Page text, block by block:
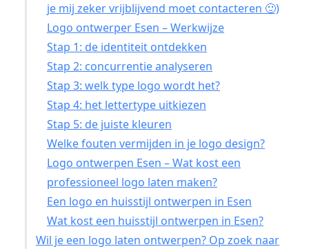
je mij zeker vrijblijvend moet contacteren 🙂)
Logo ontwerper Esen – Werkwijze
Stap 1: de identiteit ontdekken
Stap 2: concurrentie analyseren
Stap 3: welk type logo wordt het?
Stap 4: het lettertype uitkiezen
Stap 5: de juiste kleuren
Welke fouten vermijden in je logo design?
Logo ontwerpen Esen – Wat kost een
professioneel logo laten maken?
Een logo en huisstijl ontwerpen in Esen
Wat kost een huisstijl ontwerpen in Esen?
Wil je een logo laten ontwerpen? Op zoek naar